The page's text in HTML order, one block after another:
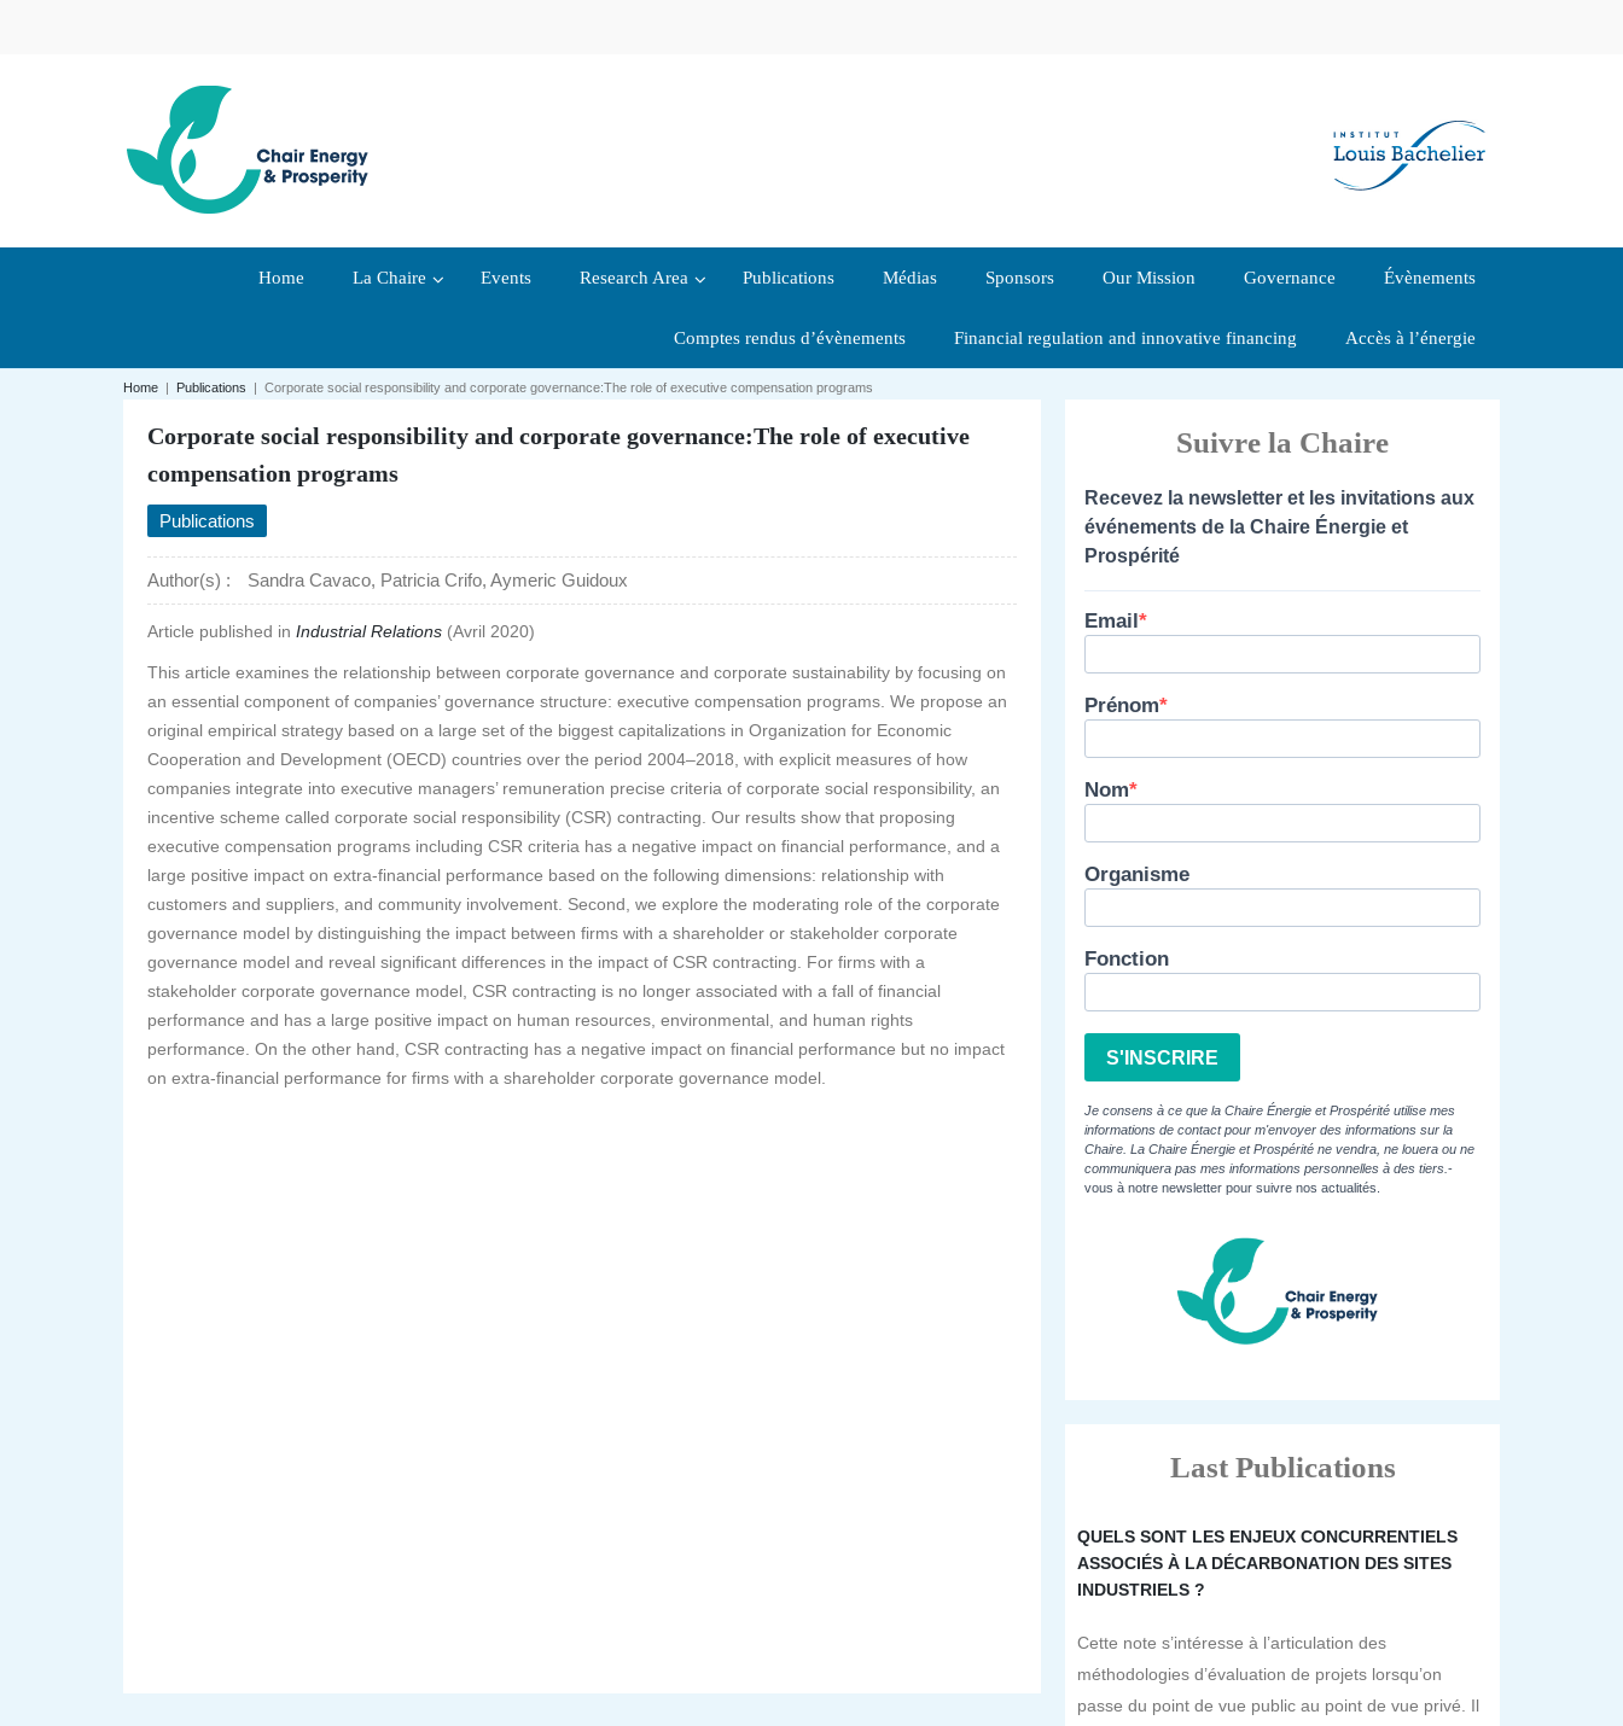
Home La Chaire Events Research Area Publications Médias Sponsors Our Mission Governance Évènements
Comptes rendus d’évènements Financial regulation and innovative financing Accès à l’énergie
Home | Publications | Corporate social responsibility and corporate governance:The role of executive compensation programs
Corporate social responsibility and corporate governance:The role of executive
compensation programs
Publications
Author(s) : Sandra Cavaco, Patricia Crifo, Aymeric Guidoux
Article published in Industrial Relations (Avril 2020)
This article examines the relationship between corporate governance and corporate sustainability by focusing on
an essential component of companies’ governance structure: executive compensation programs. We propose an
original empirical strategy based on a large set of the biggest capitalizations in Organization for Economic
Cooperation and Development (OECD) countries over the period 2004–2018, with explicit measures of how
companies integrate into executive managers’ remuneration precise criteria of corporate social responsibility, an
incentive scheme called corporate social responsibility (CSR) contracting. Our results show that proposing
executive compensation programs including CSR criteria has a negative impact on financial performance, and a
large positive impact on extra‐financial performance based on the following dimensions: relationship with
customers and suppliers, and community involvement. Second, we explore the moderating role of the corporate
governance model by distinguishing the impact between firms with a shareholder or stakeholder corporate
governance model and reveal significant differences in the impact of CSR contracting. For firms with a
stakeholder corporate governance model, CSR contracting is no longer associated with a fall of financial
performance and has a large positive impact on human resources, environmental, and human rights
performance. On the other hand, CSR contracting has a negative impact on financial performance but no impact
on extra‐financial performance for firms with a shareholder corporate governance model.
Suivre la Chaire
Recevez la newsletter et les invitations aux
événements de la Chaire Énergie et
Prospérité
Email
Prénom
Nom
Organisme
Fonction
S'INSCRIRE
Je consens à ce que la Chaire Énergie et Prospérité utilise mes
informations de contact pour m'envoyer des informations sur la
Chaire. La Chaire Énergie et Prospérité ne vendra, ne louera ou ne
communiquera pas mes informations personnelles à des tiers. -
vous à notre newsletter pour suivre nos actualités.
Last Publications
QUELS SONT LES ENJEUX CONCURRENTIELS
ASSOCIÉS À LA DÉCARBONATION DES SITES
INDUSTRIELS ?
Cette note s’intéresse à l’articulation des
méthodologies d’évaluation de projets lorsqu’on
passe du point de vue public au point de vue privé. Il